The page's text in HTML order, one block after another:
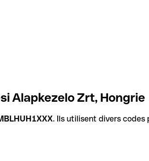
Alapkezelo Zrt, Hongrie
. Ils utilisent divers codes